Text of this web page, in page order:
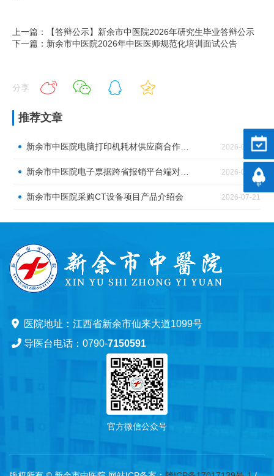
上一篇：【答辩公示】新余市中医院2026年研究生毕业答辩公示
下一篇：新余市中医院2026年中医医师规范化培训面试公告
分享
推荐文章
新余市中医院电脑打印机耗材供应商合作邀请 2026-07-24
新余市中医院电子票据跨省报销平台端对接服务采购公告 2026-07-24
新余市中医院采购CT设备项目产品介绍会 2026-07-21
医院地址：江西省新余市仙来大道1099号
导医台电话：0790-7150591
官方微信公众号
预约
返回